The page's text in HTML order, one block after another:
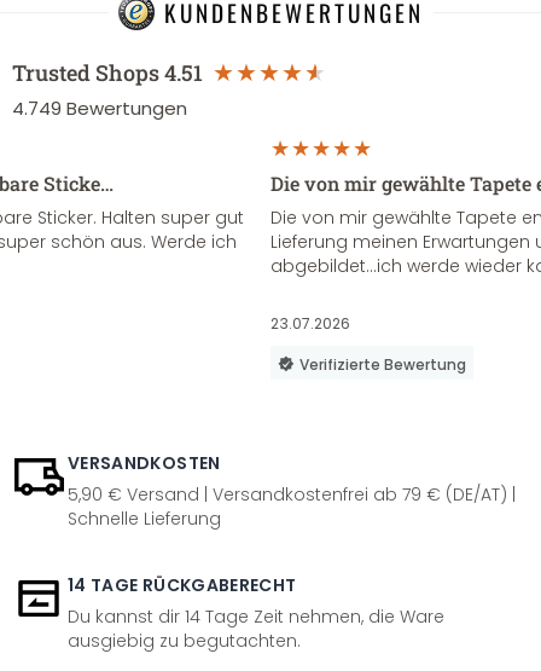
KUNDENBEWERTUNGEN
Trusted Shops4.51
4.749 Bewertungen
Sticke…
Sticker. Halten super gut
schön aus. Werde ich
Die von mir gewählte
Die von mir gewählte Tapete
Lieferung meinen Erwartungen
abgebildet...ich werde wieder
23.07.2026
Verifizierte Bewertung
VERSANDKOSTEN
5,90 € Versand | Versandkostenfrei ab 79 € (DE/AT) |
Schnelle Lieferung
14 TAGE RÜCKGABERECHT
Du kannst dir 14 Tage Zeit nehmen, die Ware
ausgiebig zu begutachten.